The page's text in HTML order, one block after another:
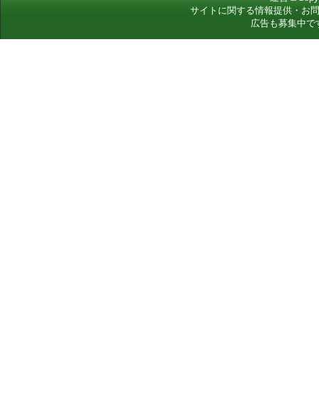
サイトに関する情報提供・お
広告も募集中で